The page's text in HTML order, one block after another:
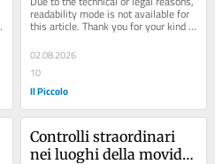
intervenire»
readability mode is not available for
this article. Thank you for your kind
02.08.2026
10
Il Piccolo
Controlli straordinari
nei luoghi della movida